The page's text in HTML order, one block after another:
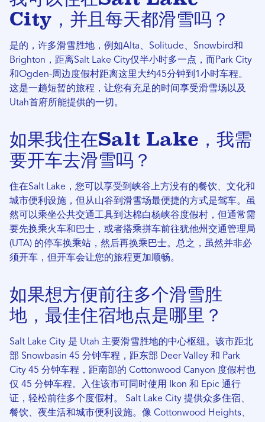
City，并且每天都滑雪吗？
是的，许多滑雪胜地，例如Alta、Solitude、Snowbird和
Brighton，距离Salt Lake City仅半小时多一点，而Park City
和Ogden-周边度假村距离这里大约45分钟到1小时车程。
这是一趟短暂的旅程，让您有充足的时间享受滑雪场以及
Utah首府所能提供的一切。
如果我住在Salt Lake，我需
要开车去滑雪吗？
住在Salt Lake，您可以享受到峡谷上方没有的餐饮、文化和
城市便利设施，但从山谷到滑雪场最便捷的方式是驾车。虽
然可以乘坐公共交通工具到达棉白杨峡谷度假村，但通常需
要先换乘火车和巴士，或者搭乘拼车前往犹他州交通管理局
(UTA) 的停车换乘站，然后再换乘巴士。总之，虽然并非必
须开车，但开车会让您的旅程更加顺畅。
如果想方便前往多个滑雪胜
地，最佳住宿地点是哪里？
Salt Lake City 是 Utah 主要滑雪胜地的中心枢纽。该市距北
部 Snowbasin 45 分钟车程，距东部 Deer Valley 和 Park
City 45 分钟车程，距南部的 Cottonwood Canyon 度假村也
仅 45 分钟车程。入住该市可同时使用 Ikon 和 Epic 通行
证，轻松前往多个度假村。 Salt Lake City 提供众多住宿、
餐饮、夜生活和城市便利设施。像 Cottonwood Heights、